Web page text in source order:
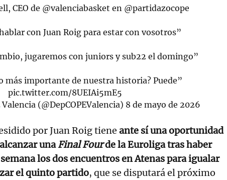
CEO de @valenciabasket en @partidazocope
con Juan Roig para estar con vosotros”
jugaremos con juniors y sub22 el domingo”
más importante de nuestra historia? Puede”
pic.twitter.com/8UEIAi5mE5
(@DepCOPEValencia) 8 de mayo de 2026
por Juan Roig tiene ante sí una oportunidad
unaFinal Fourde la Euroliga tras haber
los dos encuentros en Atenas para igualar
el quinto partido, que se disputará el próximo